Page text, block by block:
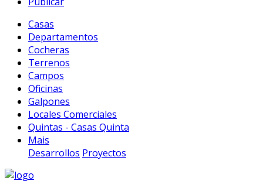
Casas
Departamentos
Cocheras
Terrenos
Campos
Oficinas
Galpones
Locales Comerciales
Quintas - Casas Quinta
Mais
Desarrollos Proyectos